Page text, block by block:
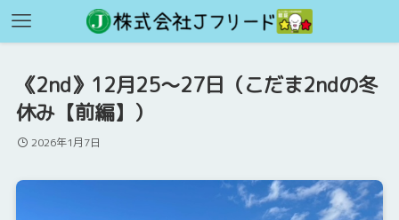
《2nd》12月25～27日（こだま2ndの冬
休み【前編】）
2026年1月7日